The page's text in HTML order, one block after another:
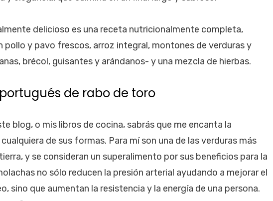
delicioso es una receta nutricionalmente completa,
pollo y pavo frescos, arroz integral, montones de verduras y
brécol, guisantes y arándanos- y una mezcla de hierbas.
de rabo de toro
blog, o mis libros de cocina, sabrás que me encanta la
de sus formas. Para mí son una de las verduras más
y se consideran un superalimento por sus beneficios para la
no sólo reducen la presión arterial ayudando a mejorar el
sino que aumentan la resistencia y la energía de una persona.